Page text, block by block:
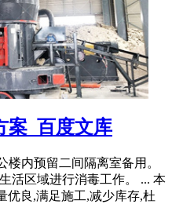
案_百度文库
内预留二间隔离室备用。
活区域进行消毒工作。 ... 本
优良,满足施工,减少库存,杜